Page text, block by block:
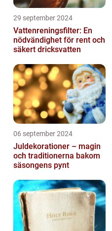
29 september 2024
Vattenreningsfilter: En
nödvändighet för rent och
säkert dricksvatten
06 september 2024
Juldekorationer – magin
och traditionerna bakom
säsongens pynt